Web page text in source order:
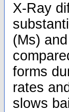
X-Ray
(Ms)
forms
rates
slows